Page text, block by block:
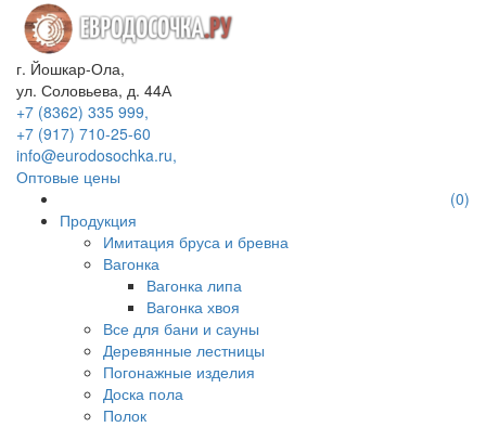
г. Йошкар-Ола,
ул. Соловьева, д. 44А
+7 (8362) 335 999,
+7 (917) 710-25-60
info@eurodosochka.ru,
Оптовые цены
Продукция
Имитация бруса и бревна
Вагонка
Вагонка липа
Вагонка хвоя
Все для бани и сауны
Деревянные лестницы
Погонажные изделия
Доска пола
Полок
(0)